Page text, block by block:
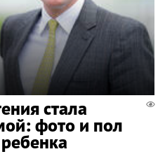
стала
фото и пол